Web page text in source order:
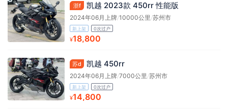
浙f 凯越 2023款 450rr 性能版
2024年06月上牌/10000公里/苏州市
新上架 0次过户
¥18,800
苏d 凯越 450rr
2024年06月上牌/7000公里 /苏州市
新上架 0次过户
¥14,800